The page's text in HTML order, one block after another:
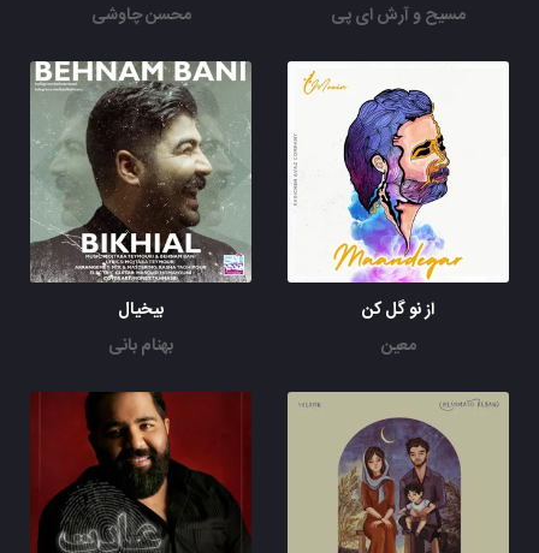
مسیح و آرش ای پی
محسن چاوشی
از نو گل کن
معین
بیخیال
بهنام بانی